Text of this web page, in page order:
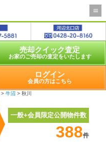
売却クイック査定
お家のご売却の査定をいたします
ログイン
会員の方はこちら
> 牛沼 > 秋川
一般+会員限定公開物件数
388件